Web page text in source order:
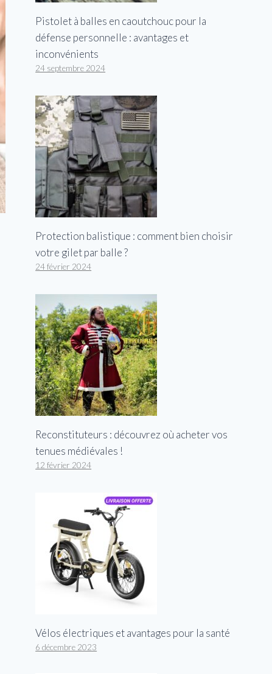
Pistolet à balles en caoutchouc pour la
défense personnelle : avantages et
inconvénients
24 septembre 2024
Protection balistique : comment bien choisir
votre gilet par balle ?
24 février 2024
Reconstituteurs : découvrez où acheter vos
tenues médiévales !
12 février 2024
Vélos électriques et avantages pour la santé
6 décembre 2023